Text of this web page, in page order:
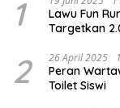
1
Lawu Fun
Targetkan
2 26 April 2025
Peran
Toilet Siswi